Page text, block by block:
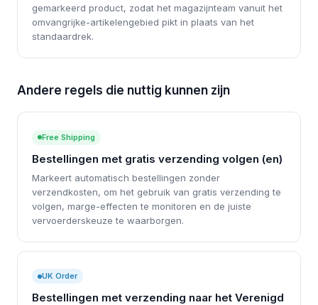
gemarkeerd product, zodat het magazijnteam vanuit het
omvangrijke-artikelengebied pikt in plaats van het
standaardrek.
Andere regels die nuttig kunnen zijn
Free Shipping
Bestellingen met gratis verzending volgen (en)
Markeert automatisch bestellingen zonder
verzendkosten, om het gebruik van gratis verzending te
volgen, marge-effecten te monitoren en de juiste
vervoerderskeuze te waarborgen.
UK Order
Bestellingen met verzending naar het Verenigd